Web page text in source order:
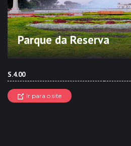
Parque da Reserva
S.4.00
Ir para o site